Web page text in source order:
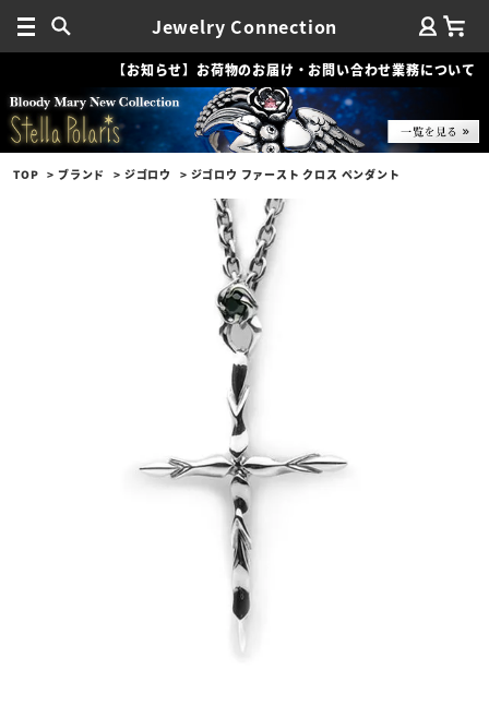
Jewelry Connection
【お知らせ】お荷物のお届け・お問い合わせ業務について
TOP ブランド ジゴロウ ジゴロウ ファースト クロス ペンダント